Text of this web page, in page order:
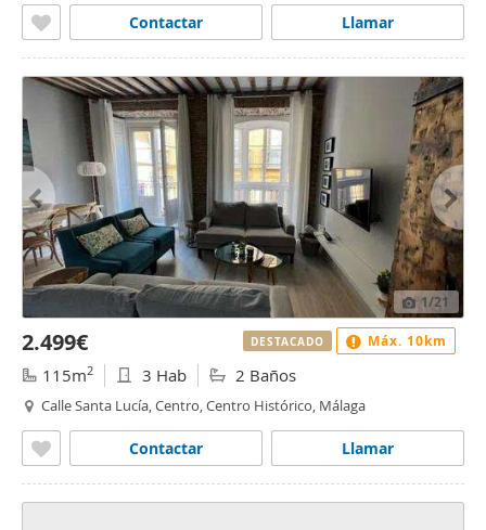
Llamar
Contactar
1/21
2.499€
115m2 3 Hab 2 Baños
Calle Santa Lucía, Centro, Centro Histórico, Málaga
Llamar
Contactar
DESTACADO Máx. 10km